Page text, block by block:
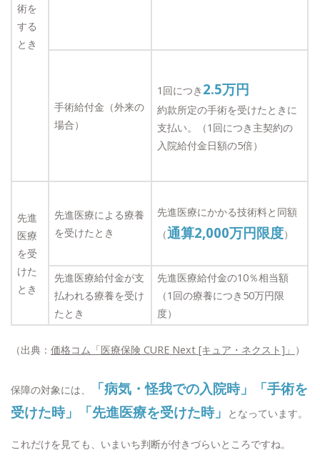
術を
する
とき
手術給付金（外来の
場合）
1回につき 2.5万円
約款所定の手術を受けたときに
支払い。（1回につき主契約の
入院給付金日額の5倍）
先進
医療
を受
けた
とき
先進医療による療養
を受けたとき
先進医療にかかる技術料と同額
（通算2,000万円限度）
先進医療給付金が支
払われる療養を受け
たとき
先進医療給付金の10％相当額
（1回の療養につき50万円限
度）
（出典： 価格コム「医療保険 CURE Next [キュア・ネクスト]」 ）
保障の対象には、
「病気・怪我での入院時」「手術を
受けた時」「先進医療を受けた時」
となっています。
これだけを見ても、いまいち判断が付きづらいところですね。